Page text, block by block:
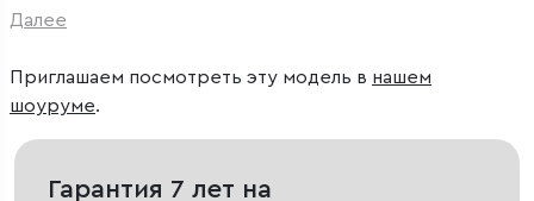
действия 200 метров. Элемент питания звонка-230 В,
50 Гц. Элемент питания кнопки-23A 12V. Количество
мм.
Далее
Приглашаем посмотреть эту модель в нашем
шоуруме.
Гарантия 7 лет на